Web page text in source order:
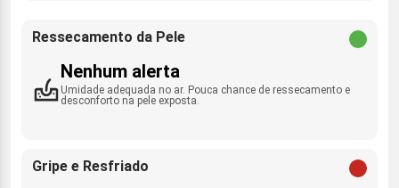
Ressecamento da Pele
Nenhum alerta
Umidade adequada no ar. Pouca chance de ressecamento e
desconforto na pele exposta.
Gripe e Resfriado